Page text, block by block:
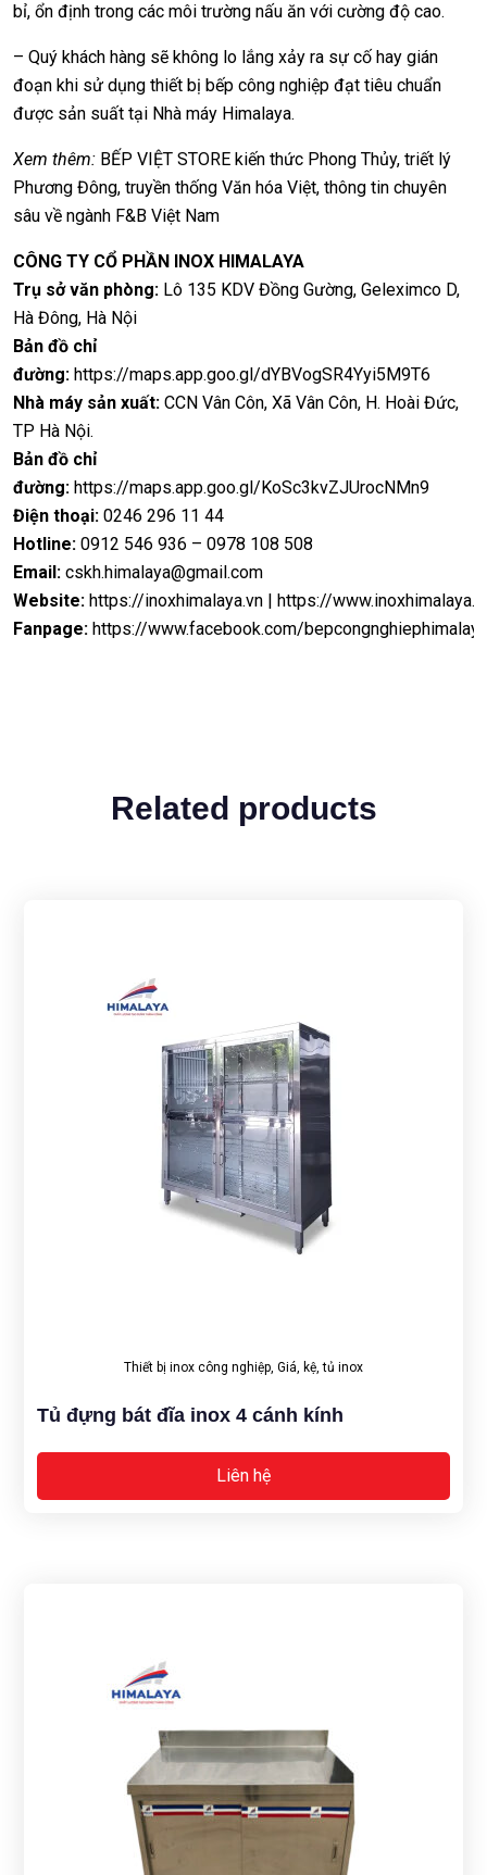
bỉ, ổn định trong các môi trường nấu ăn với cường độ cao.
– Quý khách hàng sẽ không lo lắng xảy ra sự cố hay gián
đoạn khi sử dụng thiết bị bếp công nghiệp đạt tiêu chuẩn
được sản suất tại Nhà máy Himalaya.
Xem thêm: BẾP VIỆT STORE kiến thức Phong Thủy, triết lý
Phương Đông, truyền thống Văn hóa Việt, thông tin chuyên
sâu về ngành F&B Việt Nam
CÔNG TY CỔ PHẦN INOX HIMALAYA
Trụ sở văn phòng: Lô 135 KDV Đồng Gường, Geleximco D,
Hà Đông, Hà Nội
Bản đồ chỉ
đường: https://maps.app.goo.gl/dYBVogSR4Yyi5M9T6
Nhà máy sản xuất: CCN Vân Côn, Xã Vân Côn, H. Hoài Đức,
TP Hà Nội.
Bản đồ chỉ
đường: https://maps.app.goo.gl/KoSc3kvZJUrocNMn9
Điện thoại: 0246 296 11 44
Hotline: 0912 546 936 – 0978 108 508
Email: cskh.himalaya@gmail.com
Website: https://inoxhimalaya.vn | https://
Fanpage: https://www.facebook.com/
Related products
Thiết bị inox công nghiệp, Giá, kệ, tủ inox
Tủ đựng bát đĩa inox 4 cánh kính
Liên hệ